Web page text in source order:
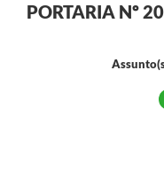
PORTARIA Nº